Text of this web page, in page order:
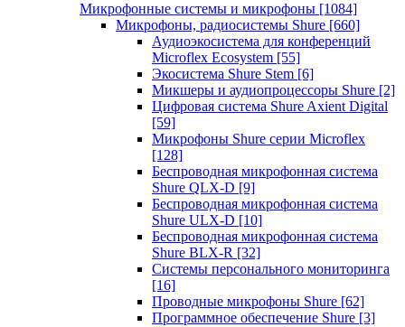
Микрофонные системы и микрофоны [1084]
Микрофоны, радиосистемы Shure [660]
Аудиоэкосистема для конференций
Microflex Ecosystem [55]
Экосистема Shure Stem [6]
Микшеры и аудиопроцессоры Shure [2]
Цифровая система Shure Axient Digital
[59]
Микрофоны Shure серии Microflex
[128]
Беспроводная микрофонная система
Shure QLX-D [9]
Беспроводная микрофонная система
Shure ULX-D [10]
Беспроводная микрофонная система
Shure BLX-R [32]
Системы персонального мониторинга
[16]
Проводные микрофоны Shure [62]
Программное обеспечение Shure [3]